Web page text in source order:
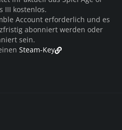
III kostenlos.
Account erforderlich und es
abonniert werden oder
sein.
Steam-Key